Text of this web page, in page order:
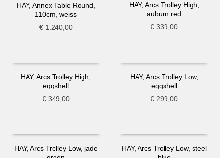
HAY, Annex Table Round,
110cm, weiss
€1.240,00
HAY, Arcs Trolley High,
auburn red
€ 339,00
HAY, Arcs Trolley High,
eggshell
€349,00
HAY, Arcs Trolley Low,
eggshell
€ 299,00
HAY, Arcs Trolley Low, jade
HAY, Arcs Trolley Low, steel